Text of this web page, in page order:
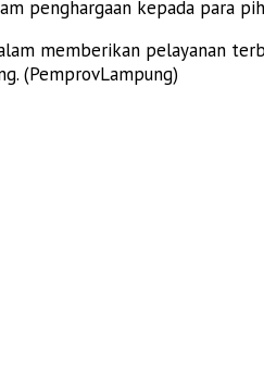
penghargaan kepada para
memberikan pelayanan
(PemprovLampung)